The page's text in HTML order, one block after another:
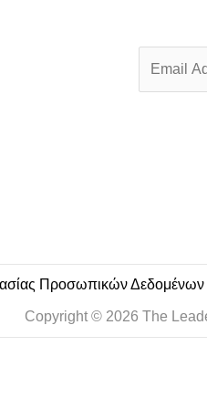
Προσωπικών Δεδομένων
Copyright © 2026 The